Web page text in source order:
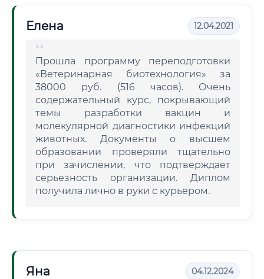
Елена 12.04.2021
Прошла программу переподготовки
«Ветеринарная биотехнология» за
38000 руб. (516 часов). Очень
содержательный курс, покрывающий
темы разработки вакцин и
молекулярной диагностики инфекций
животных. Документы о высшем
образовании проверяли тщательно
при зачислении, что подтверждает
серьезность организации. Диплом
получила лично в руки с курьером.
Яна 04.12.2024